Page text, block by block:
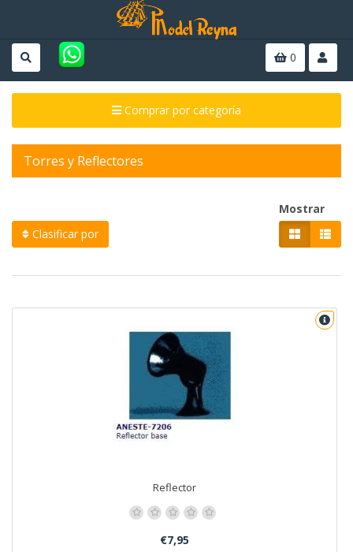
0
Comprar por categoría
Torres y Reflectores
Clasificar por
Mostrar
Reflector
€7,95